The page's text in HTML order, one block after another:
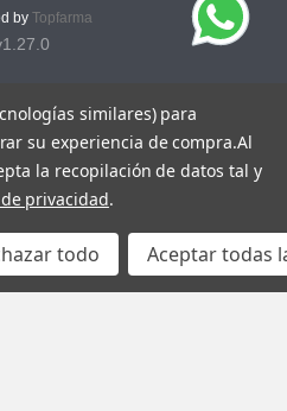
by Topfarma
similares) para
su experiencia de compra.Al
la recopilación de datos tal y
privacidad.
todo Aceptar todas